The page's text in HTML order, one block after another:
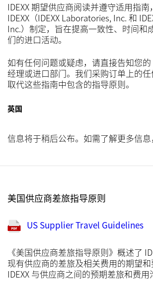
IDEXX 期望供应商阅读并遵守适用指
IDEXX（IDEXX Laboratories, Inc. 和
Inc.）制定，旨在提高一致性、时间和
们的进口活动。
如有任何问题或疑虑，请直接告知您的
经理或进口部门。我们采购订单上的
取代这些指南中包含的指导原则。
英国
信息将于稍后公布。如需了解更多信
美国供应商差旅指导原则
US Supplier Travel Guidelines
《美国供应商差旅指导原则》概述了
现有供应商的差旅及相关费用的期望
IDEXX 与供应商之间的预期差旅和费用